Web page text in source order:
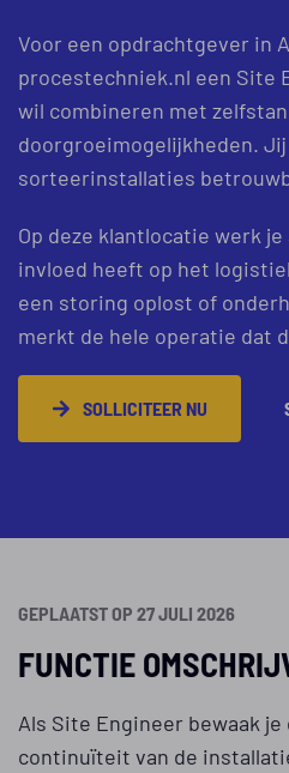
Voor een opdrachtgever in
procestechniek.nl een Site
wil combineren met
doorgroeimogelijkheden.
sorteerinstallaties
Op deze klantlocatie werk
invloed heeft op het
een storing oplost of
merkt de hele operatie dat
SOLLICITEER NU
GEPLAATST OP 27 JULI 2026
FUNCTIE
Als Site Engineer bewaak
continuïteit van de